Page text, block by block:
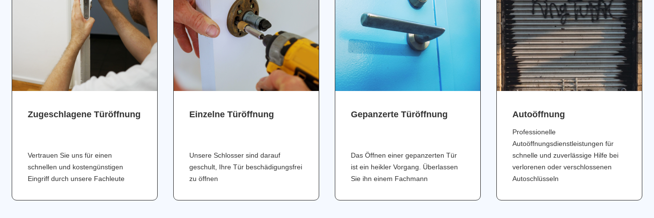
Zugeschlagene Türöffnung
Vertrauen Sie uns für einen
schnellen und kostengünstigen
Eingriff durch unsere Fachleute
Einzelne Türöffnung
Unsere Schlosser sind darauf
geschult, Ihre Tür beschädigungsfrei
zu öffnen
Gepanzerte Türöffnung
Das Öffnen einer gepanzerten Tür
ist ein heikler Vorgang. Überlassen
Sie ihn einem Fachmann
Аutoöffnung
Professionelle
Autoöffnungsdienstleistungen für
schnelle und zuverlässige Hilfe bei
verlorenen oder verschlossenen
Autoschlüsseln